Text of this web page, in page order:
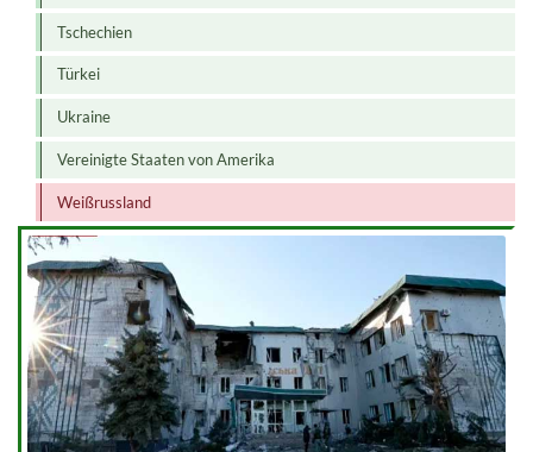
Tschechien
Türkei
Ukraine
Vereinigte Staaten von Amerika
Weißrussland